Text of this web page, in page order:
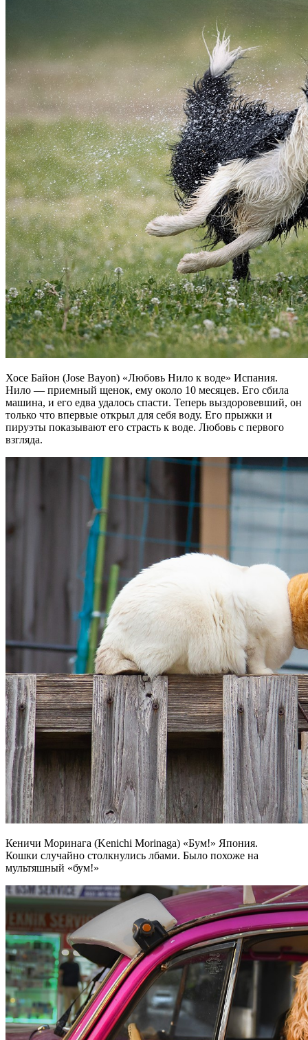
Хосе Байон (Jose Bayon) «Любовь Нило к воде» Испания.
Нило — приемный щенок, ему около 10 месяцев. Его сбила
машина, и его едва удалось спасти. Теперь выздоровевший, он
только что впервые открыл для себя воду. Его прыжки и
пируэты показывают его страсть к воде. Любовь с первого
взгляда.
Кеничи Моринага (Kenichi Morinaga) «Бум!» Япония.
Кошки случайно столкнулись лбами. Было похоже на
мультяшный «бум!»